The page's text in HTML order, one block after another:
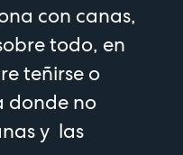
con canas,
todo, en
teñirse o
donde no
y las